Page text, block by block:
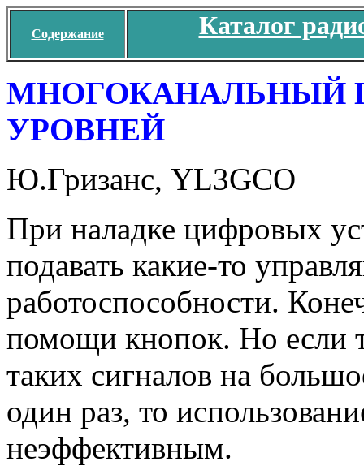
Содержание Каталог
МНОГОКАНАЛЬНЫЙ
УРОВНЕЙ
Ю.Гризанс, YL3GCO
При наладке цифровых
подавать какие-то
работоспособности.
помощи кнопок. Но если
таких сигналов на
один раз, то
неэффективным.